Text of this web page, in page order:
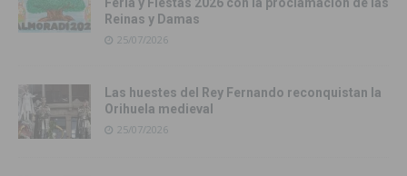
Reinas y Damas
25/07/2026
Las huestes del Rey Fernando reconquistan la
Orihuela medieval
25/07/2026